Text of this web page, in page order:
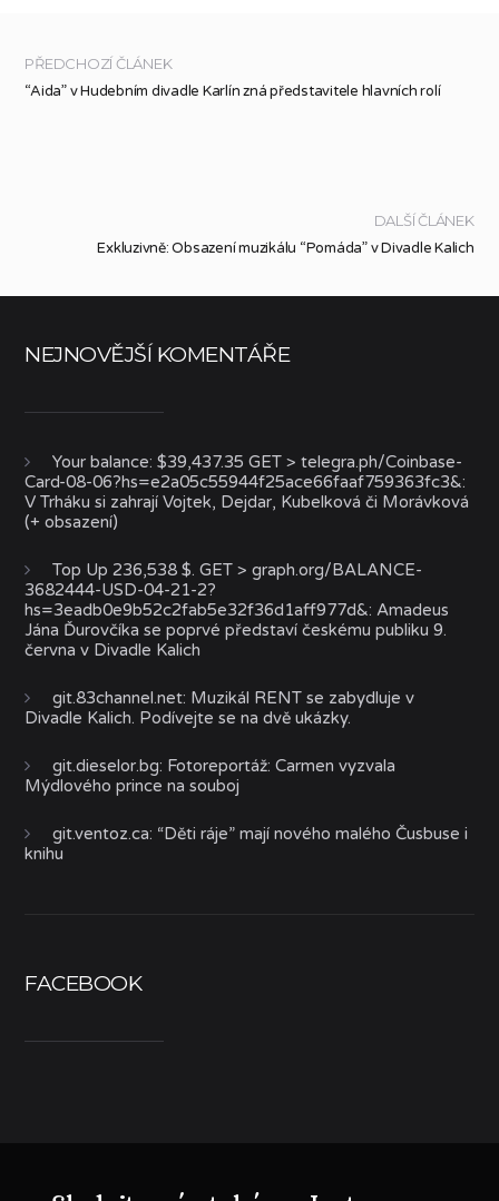
PŘEDCHOZÍ ČLÁNEK
“Aida” v Hudebním divadle Karlín zná představitele hlavních rolí
DALŠÍ ČLÁNEK
Exkluzivně: Obsazení muzikálu “Pomáda” v Divadle Kalich
NEJNOVĚJŠÍ KOMENTÁŘE
Your balance: $39,437.35 GET > telegra.ph/Coinbase-
Card-08-06?hs=e2a05c55944f25ace66faaf759363fc3&:
V Trháku si zahrají Vojtek, Dejdar, Kubelková či Morávková
(+ obsazení)
Top Up 236,538 $. GET > graph.org/BALANCE-
3682444-USD-04-21-2?
hs=3eadb0e9b52c2fab5e32f36d1aff977d&:Amadeus
Jána Ďurovčíka se poprvé představí českému publiku 9.
června v Divadle Kalich
git.83channel.net: Muzikál RENT se zabydluje v
Divadle Kalich. Podívejte se na dvě ukázky.
git.dieselor.bg: Fotoreportáž: Carmen vyzvala
Mýdlového prince na souboj
git.ventoz.ca: “Děti ráje” mají nového malého Čusbuse i
knihu
FACEBOOK